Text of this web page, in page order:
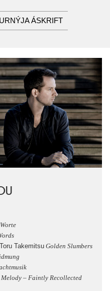
ÁSKRIFT
Takemitsu Golden Slumbers
– Faintly Recollected